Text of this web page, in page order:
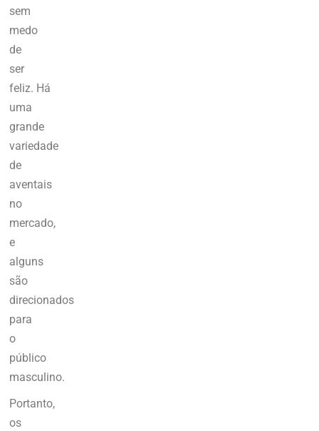
sem
medo
de
ser
feliz. Há
uma
grande
variedade
de
aventais
no
mercado,
e
alguns
são
direcionados
para
o
público
masculino.
Portanto,
os